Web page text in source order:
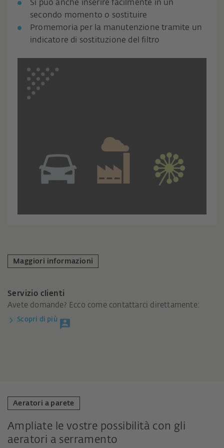
Si può anche inserire facilmente in un
secondo momento o sostituire
Promemoria per la manutenzione tramite un
indicatore di sostituzione del filtro
Maggiori informazioni
Servizio clienti
Avete domande? Ecco come contattarci direttamente:
Scopri di più
Aeratori a parete
Ampliate le vostre possibilità con gli
aeratori a serramento